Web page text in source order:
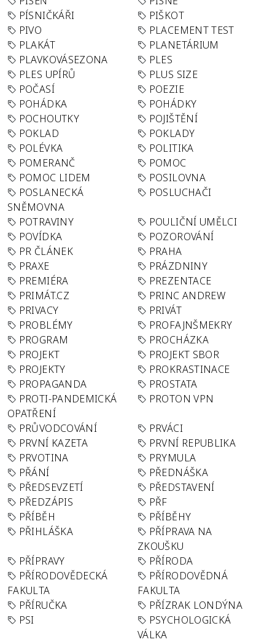
PÍSNIČKÁŘI
PIŠKOT
PIVO
PLACEMENT TEST
PLAKÁT
PLANETÁRIUM
PLAVKOVÁSEZONA
PLES
PLES UPÍRŮ
PLUS SIZE
POČASÍ
POEZIE
POHÁDKA
POHÁDKY
POCHOUTKY
POJIŠTĚNÍ
POKLAD
POKLADY
POLÉVKA
POLITIKA
POMERANČ
POMOC
POMOC LIDEM
POSILOVNA
POSLANECKÁ
SNĚMOVNA
POSLUCHAČI
POTRAVINY
POULIČNÍ UMĚLCI
POVÍDKA
POZOROVÁNÍ
PR ČLÁNEK
PRAHA
PRAXE
PRÁZDNINY
PREMIÉRA
PREZENTACE
PRIMÁT.CZ
PRINC ANDREW
PRIVACY
PRIVÁT
PROBLÉMY
PROFAJNŠMEKRY
PROGRAM
PROCHÁZKA
PROJEKT
PROJEKT SBOR
PROJEKTY
PROKRASTINACE
PROPAGANDA
PROSTATA
PROTI-PANDEMICKÁ
OPATŘENÍ
PROTON VPN
PRŮVODCOVÁNÍ
PRVÁCI
PRVNÍ KAZETA
PRVNÍ REPUBLIKA
PRVOTINA
PRYMULA
PŘÁNÍ
PŘEDNÁŠKA
PŘEDSEVZETÍ
PŘEDSTAVENÍ
PŘEDZÁPIS
PŘF
PŘÍBĚH
PŘÍBĚHY
PŘIHLÁŠKA
PŘÍPRAVA NA
ZKOUŠKU
PŘÍPRAVY
PŘÍRODA
PŘÍRODOVĚDECKÁ
FAKULTA
PŘÍRODOVĚDNÁ
FAKULTA
PŘÍRUČKA
PŘÍZRAK LONDÝNA
PSI
PSYCHOLOGICKÁ
VÁLKA